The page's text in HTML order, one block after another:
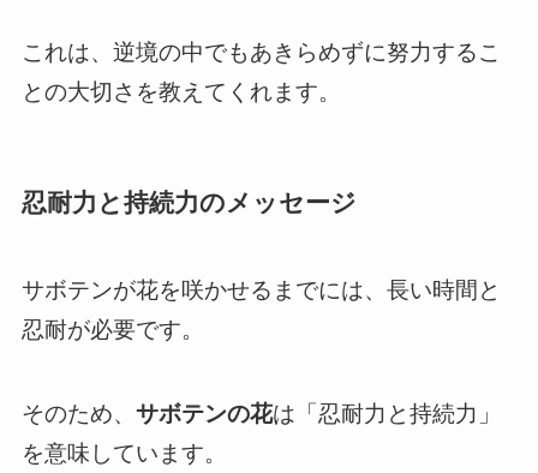
これは、逆境の中でもあきらめずに努力するこ
との大切さを教えてくれます。
忍耐力と持続力のメッセージ
サボテンが花を咲かせるまでには、長い時間と
忍耐が必要です。
そのため、 サボテンの花は「忍耐力と持続力」
を意味しています。